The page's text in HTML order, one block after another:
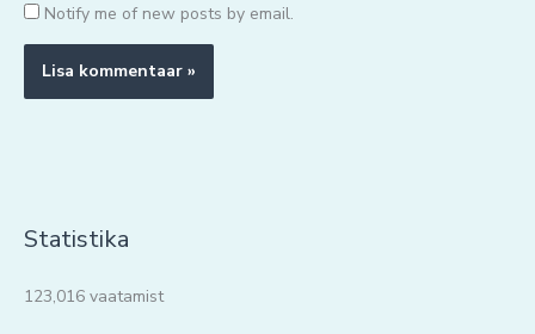
Notify me of new posts by email.
Statistika
123,016 vaatamist